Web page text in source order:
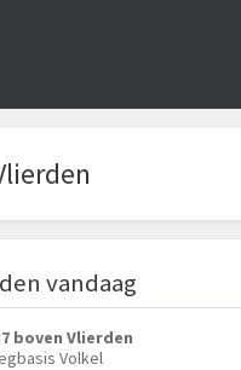
vandaag
boven Vlierden
Volkel